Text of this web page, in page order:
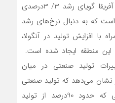
داده‌‌‌های محدود «یونیدو» از آفریقا گویای رشد 3/ 3درصدی
که به دنبال نرخ‌های رشد
با افزایش تولید در آنگولا،
این منطقه ایجاد شده است.
تولید صنعتی در میان
نشان می‌دهد که تولید صنعتی
در میان اقتصادهای صنعتی که حدود 90‌درصد از تولید